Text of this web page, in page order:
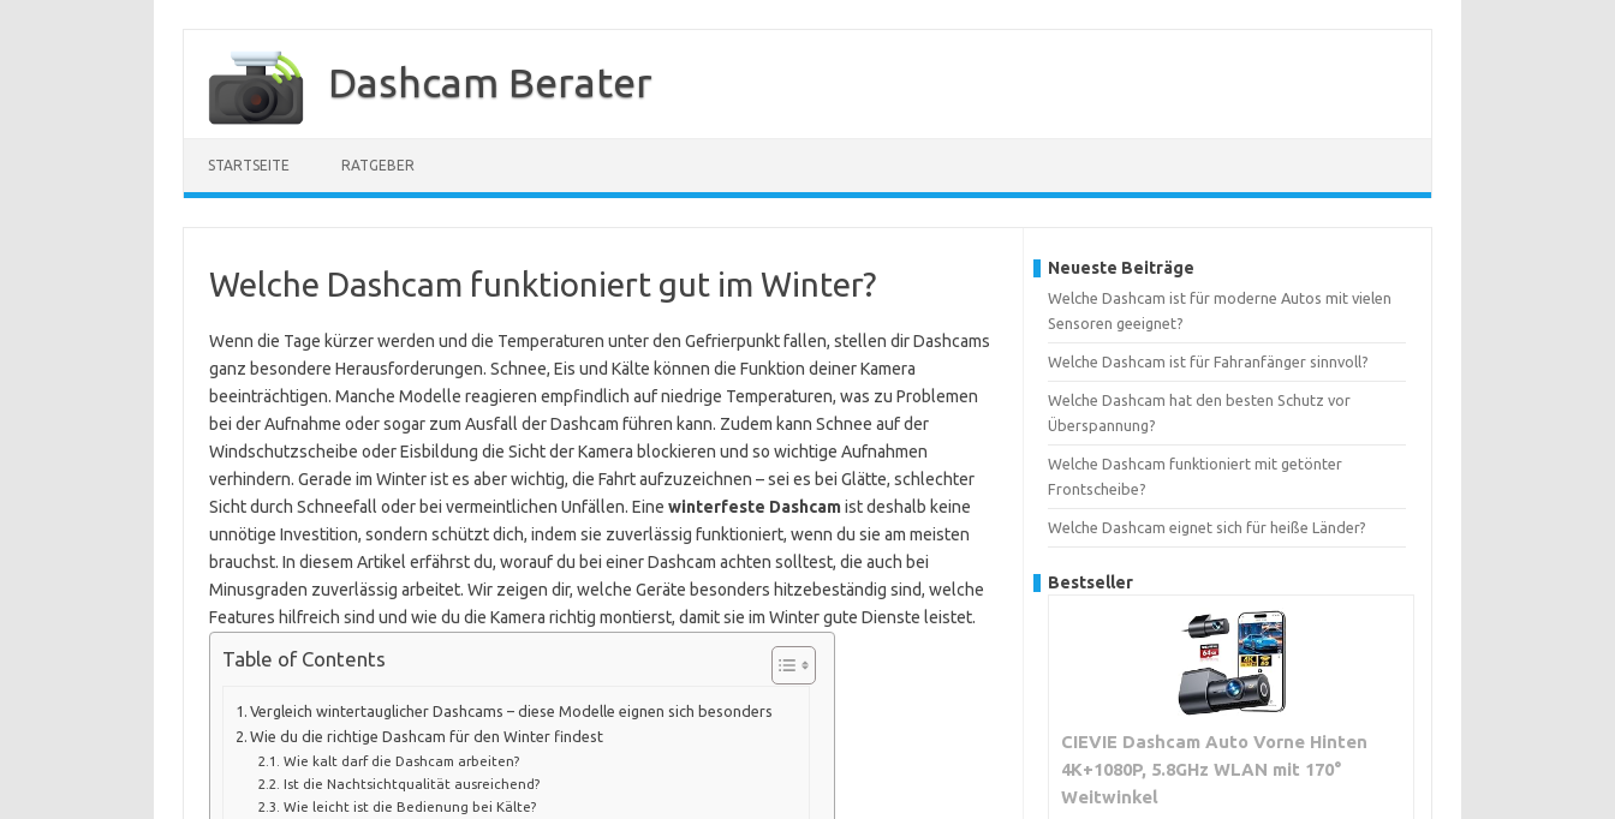
springen
Dashcam Berater
STARTSEITE RATGEBER
Welche Dashcam funktioniert gut im Winter?
Wenn die Tage kürzer werden und die Temperaturen unter den Gefrierpunkt fallen, stellen dir Dashcams
ganz besondere Herausforderungen. Schnee, Eis und Kälte können die Funktion deiner Kamera
beeinträchtigen. Manche Modelle reagieren empfindlich auf niedrige Temperaturen, was zu Problemen
bei der Aufnahme oder sogar zum Ausfall der Dashcam führen kann. Zudem kann Schnee auf der
Windschutzscheibe oder Eisbildung die Sicht der Kamera blockieren und so wichtige Aufnahmen
verhindern. Gerade im Winter ist es aber wichtig, die Fahrt aufzuzeichnen – sei es bei Glätte, schlechter
Sicht durch Schneefall oder bei vermeintlichen Unfällen. Eine winterfeste Dashcamist deshalb keine
unnötige Investition, sondern schützt dich, indem sie zuverlässig funktioniert, wenn du sie am meisten
brauchst. In diesem Artikel erfährst du, worauf du bei einer Dashcam achten solltest, die auch bei
Minusgraden zuverlässig arbeitet. Wir zeigen dir, welche Geräte besonders hitzebeständig sind, welche
Features hilfreich sind und wie du die Kamera richtig montierst, damit sie im Winter gute Dienste leistet.
Table of Contents
Vergleich wintertauglicher Dashcams – diese Modelle eignen sich besonders
Wie du die richtige Dashcam für den Winter findest
Wie kalt darf die Dashcam arbeiten?
Ist die Nachtsichtqualität ausreichend?
Wie leicht ist die Bedienung bei Kälte?
Neueste Beiträge
Welche Dashcam ist für moderne Autos mit vielen
Sensoren geeignet?
Welche Dashcam ist für Fahranfänger sinnvoll?
Welche Dashcam hat den besten Schutz vor
Überspannung?
Welche Dashcam funktioniert mit getönter
Frontscheibe?
Welche Dashcam eignet sich für heiße Länder?
Bestseller
CIEVIE Dashcam Auto Vorne Hinten
4K+1080P, 5.8GHz WLAN mit 170°
Weitwinkel